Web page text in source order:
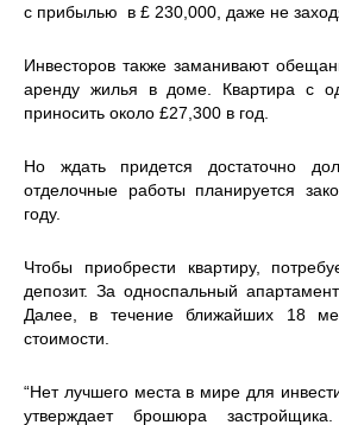
с прибылью в £ 230,000, даже не
Инвесторов также заманивают
аренду жилья в доме. Квартира с
приносить около £27,300 в год.
Но ждать придется достаточно
отделочные работы планируется
году.
Чтобы приобрести квартиру,
депозит. За односпальный
Далее, в течение ближайших 18
стоимости.
“Нет лучшего места в мире для
утверждает брошюра